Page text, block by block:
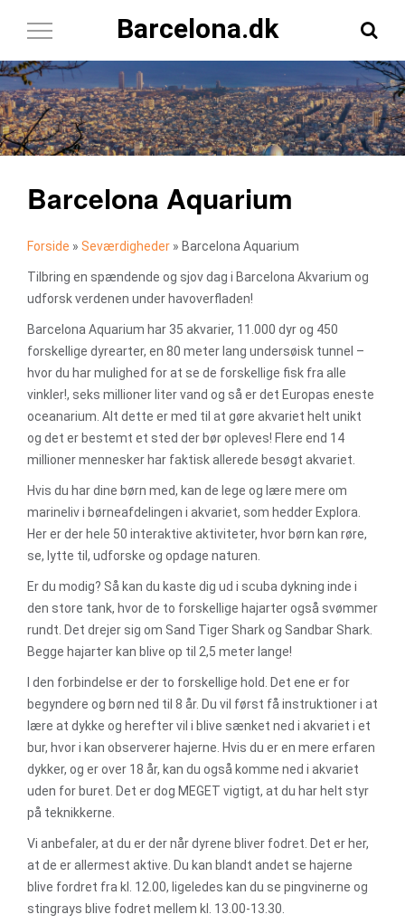
Barcelona.dk
Toggle
Barcelona Aquarium
Forside » Seværdigheder » Barcelona Aquarium
Tilbring en spændende og sjov dag i Barcelona Akvarium og
udforsk verdenen under havoverfladen!
Barcelona Aquarium har 35 akvarier, 11.000 dyr og 450
forskellige dyrearter, en 80 meter lang undersøisk tunnel –
hvor du har mulighed for at se de forskellige fisk fra alle
vinkler!, seks millioner liter vand og så er det Europas eneste
oceanarium. Alt dette er med til at gøre akvariet helt unikt
og det er bestemt et sted der bør opleves! Flere end 14
millioner mennesker har faktisk allerede besøgt akvariet.
Hvis du har dine børn med, kan de lege og lære mere om
marineliv i børneafdelingen i akvariet, som hedder Explora.
Her er der hele 50 interaktive aktiviteter, hvor børn kan røre,
se, lytte til, udforske og opdage naturen.
Er du modig? Så kan du kaste dig ud i scuba dykning inde i
den store tank, hvor de to forskellige hajarter også svømmer
rundt. Det drejer sig om Sand Tiger Shark og Sandbar Shark.
Begge hajarter kan blive op til 2,5 meter lange!
I den forbindelse er der to forskellige hold. Det ene er for
begyndere og børn ned til 8 år. Du vil først få instruktioner i at
lære at dykke og herefter vil i blive sænket ned i akvariet i et
bur, hvor i kan observerer hajerne. Hvis du er en mere erfaren
dykker, og er over 18 år, kan du også komme ned i akvariet
uden for buret. Det er dog MEGET vigtigt, at du har helt styr
på teknikkerne.
Vi anbefaler, at du er der når dyrene bliver fodret. Det er her,
at de er allermest aktive. Du kan blandt andet se hajerne
blive fordret fra kl. 12.00, ligeledes kan du se pingvinerne og
stingrays blive fodret mellem kl. 13.00-13.30.